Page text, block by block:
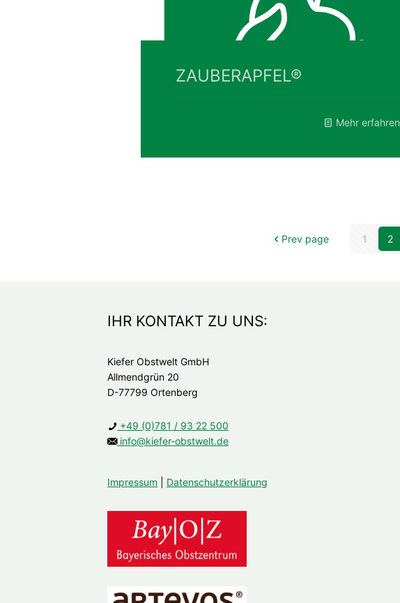
ZAUBERAPFEL®
Mehr erfahren
Prev page 1 2
IHR KONTAKT ZU UNS:
Kiefer Obstwelt GmbH
Allmendgrün 20
D-77799 Ortenberg
+49 (0)781 / 93 22 500
info@kiefer-obstwelt.de
Impressum Datenschutzerklärung